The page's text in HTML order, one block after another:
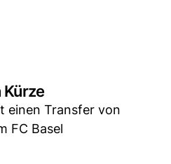
einen Transfer von
FC Basel